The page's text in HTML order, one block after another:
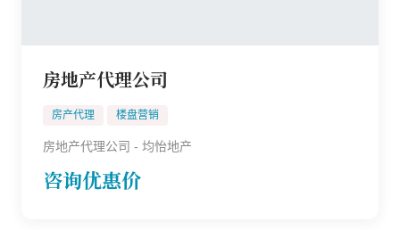
房地产代理公司
房产代理 楼盘营销
房地产代理公司 - 均怡地产
咨询优惠价